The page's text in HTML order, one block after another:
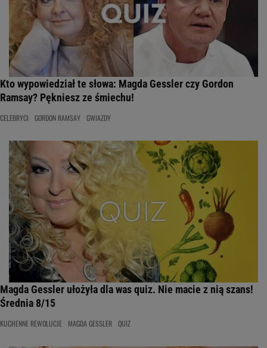
Kto wypowiedział te słowa: Magda Gessler czy Gordon
Ramsay? Pękniesz ze śmiechu!
CELEBRYCI GORDON RAMSAY GWIAZDY
Magda Gessler ułożyła dla was quiz. Nie macie z nią szans!
Średnia 8/15
KUCHENNE REWOLUCJE MAGDA GESSLER QUIZ